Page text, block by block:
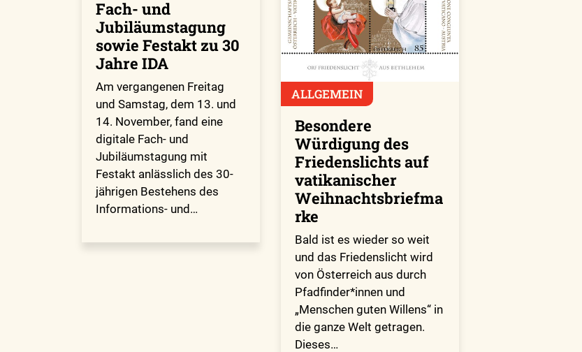
Fach- und
Jubiläumstagung
sowie Festakt zu 30
Jahre IDA
Am vergangenen Freitag
und Samstag, dem 13. und
14. November, fand eine
digitale Fach- und
Jubiläumstagung mit
Festakt anlässlich des 30-
jährigen Bestehens des
Informations- und…
ALLGEMEIN
Besondere
Würdigung des
Friedenslichts auf
vatikanischer
Weihnachtsbriefma
rke
Bald ist es wieder so weit
und das Friedenslicht wird
von Österreich aus durch
Pfadfinder*innen und
„Menschen guten Willens“ in
die ganze Welt getragen.
Dieses…